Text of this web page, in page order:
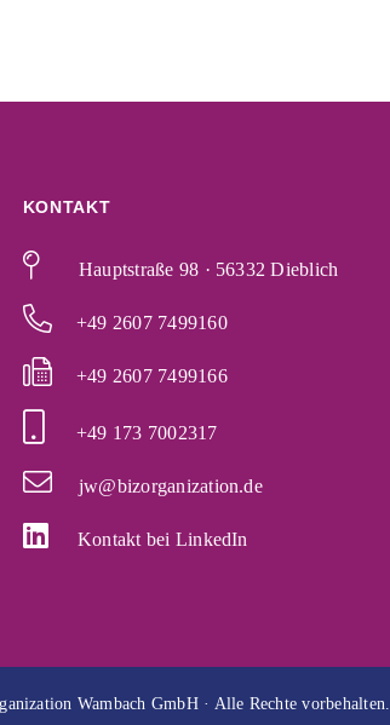
KONTAKT
Hauptstraße 98 · 56332 Dieblich
+49 2607 7499160
+49 2607 7499166
+49 173 7002317
jw@bizorganization.de
Kontakt bei LinkedIn
Wambach GmbH · Alle Rechte vorbehalten.